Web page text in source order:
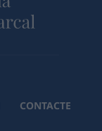
CONTACTE